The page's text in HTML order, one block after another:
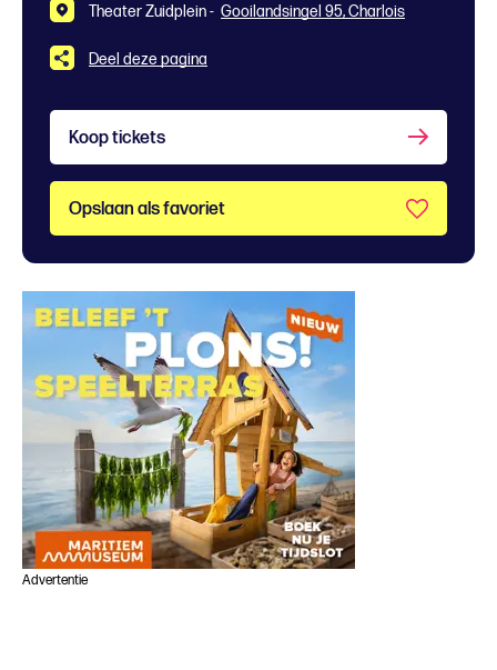
Theater Zuidplein - Gooilandsingel 95, Charlois
Deel deze pagina
Koop tickets
Opslaan als favoriet
Advertentie